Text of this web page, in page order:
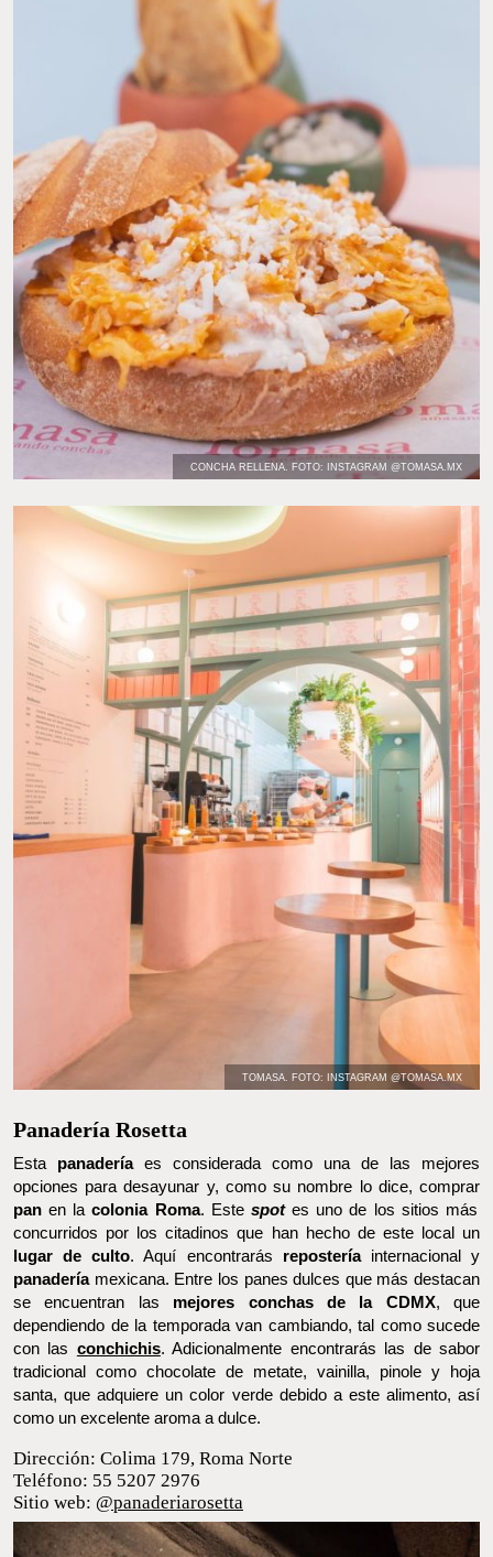
CONCHA RELLENA. FOTO: INSTAGRAM @TOMASA.MX
TOMASA. FOTO: INSTAGRAM @TOMASA.MX
Panadería Rosetta
Estapanaderíaes considerada como una de las mejores
opciones para desayunar y, como su nombre lo dice, comprar
pan
en lacolonia Roma. Este spotes uno de los sitios más
concurridos por los citadinos que han hecho de este local un
lugar de culto. Aquí encontrarásreposteríainternacional y
panaderíamexicana. Entre los panes dulces que más destacan se
encuentran lasmejores conchas de la CDMX
conchichis. Adicionalmente encontrarás las de sabor tradicional
como chocolate de metate, vainilla, pinole y hoja santa, que
adquiere un color verde debido a este alimento, así como un
excelente aroma a dulce.